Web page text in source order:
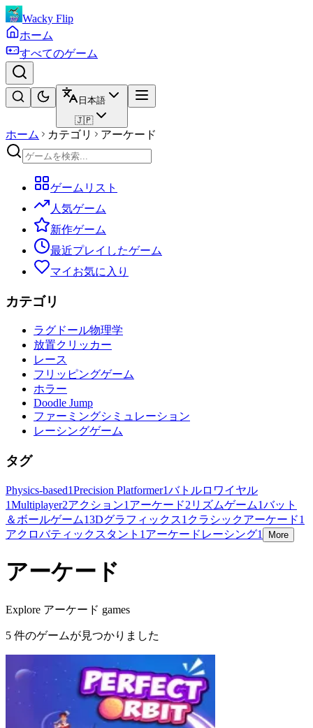
Wacky Flip
ホーム
すべてのゲーム
日本語
🇯🇵
ホーム カテゴリ アーケード
ゲームリスト
人気ゲーム
新作ゲーム
最近プレイしたゲーム
マイお気に入り
カテゴリ
ラグドール物理学
放置クリッカー
レース
フリッピングゲーム
ホラー
Doodle Jump
ファーミングシミュレーション
レーシングゲーム
タグ
Physics-based1Precision Platformer1バトルロワイヤル
1Multiplayer2アクション1 アーケード2 リズムゲーム1バット
＆ボールゲーム13Dグラフィックス1 クラシックアーケード1
アクロバティックスタント 1 アーケードレーシング1 More
アーケード
Explore アーケード games
5 件のゲームが見つかりました